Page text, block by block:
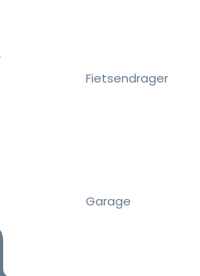
Fietsendrager
Garage